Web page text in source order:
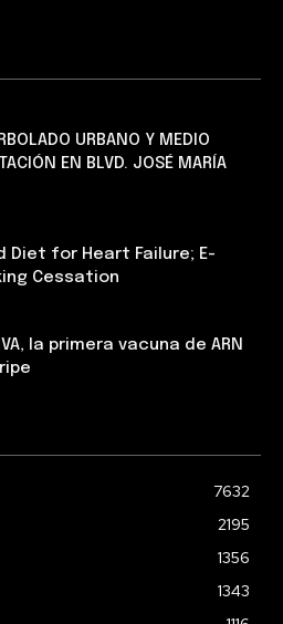
URBANO Y MEDIO
EN BLVD. JOSÉ MARÍA
Diet for Heart Failure; E-
Cessation
la primera vacuna de ARN
7632
2195
1356
1343